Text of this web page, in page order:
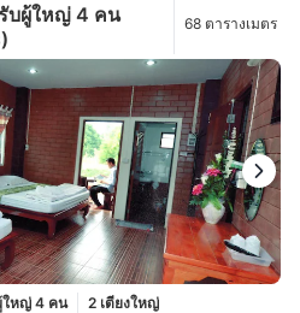
บผู้ใหญ่ 4 คน
68 ตารางเมตร
ใหญ่ 4 คน
2 เตียงใหญ่